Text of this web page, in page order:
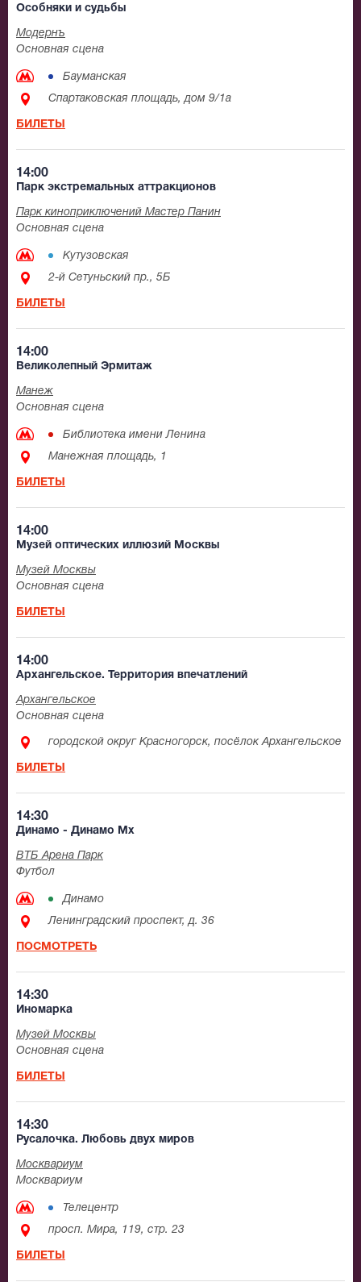
Особняки и судьбы
Модернъ
Основная сцена
Бауманская
Спартаковская площадь, дом 9/1а
БИЛЕТЫ
14:00
Парк экстремальных аттракционов
Парк киноприключений Мастер Панин
Основная сцена
Кутузовская
2-й Сетуньский пр., 5Б
БИЛЕТЫ
14:00
Великолепный Эрмитаж
Манеж
Основная сцена
Библиотека имени Ленина
Манежная площадь, 1
БИЛЕТЫ
14:00
Музей оптических иллюзий Москвы
Музей Москвы
Основная сцена
БИЛЕТЫ
14:00
Архангельское. Территория впечатлений
Архангельское
Основная сцена
городской округ Красногорск, посёлок Архангельское
БИЛЕТЫ
14:30
Динамо - Динамо Мх
ВТБ Арена Парк
Футбол
Динамо
Ленинградский проспект, д. 36
ПОСМОТРЕТЬ
14:30
Иномарка
Музей Москвы
Основная сцена
БИЛЕТЫ
14:30
Русалочка. Любовь двух миров
Москвариум
Москвариум
Телецентр
просп. Мира, 119, стр. 23
БИЛЕТЫ